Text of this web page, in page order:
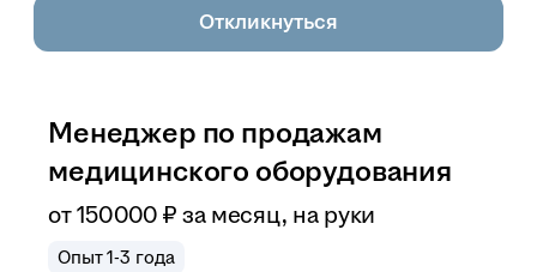
Откликнуться
Менеджер по продажам
медицинского оборудования
от150 000 ₽ за месяц, на руки
Опыт 1-3 года